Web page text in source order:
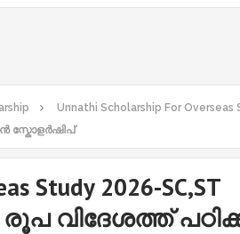
Unnathi Scholarship For Overseas
സ്കോളർഷിപ്
Study 2026-SC,ST
വിദേശത്ത്